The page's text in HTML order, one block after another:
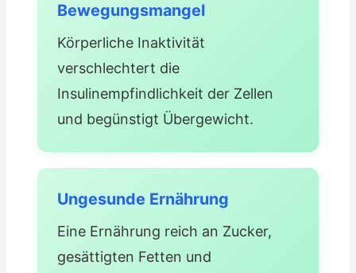
Bewegungsmangel
Körperliche Inaktivität
verschlechtert die
Insulinempfindlichkeit der Zellen
und begünstigt Übergewicht.
Ungesunde Ernährung
Eine Ernährung reich an Zucker,
gesättigten Fetten und